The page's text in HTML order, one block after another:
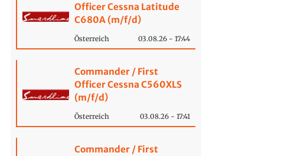
Officer Cessna Latitude
C680A (m/f/d)
Österreich 03.08.26 - 17:44
Commander / First
Officer Cessna C560XLS
(m/f/d)
Österreich 03.08.26 - 17:41
Commander / First